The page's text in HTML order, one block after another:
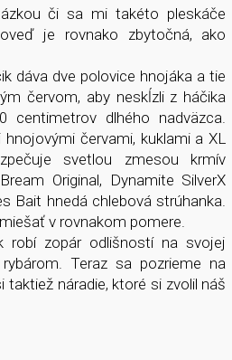
či sa mi takéto pleskáče
je rovnako zbytočná, ako
dáva dve polovice hnojáka a tie
červom, aby neskĺzli z háčika
centimetrov dlhého nadväzca.
červami, kuklami a XL
svetlou zmesou krmív
Original, Dynamite SilverX
Bait hnedá chlebová strúhanka.
v rovnakom pomere.
zopár odlišností na svojej
Teraz sa pozrieme na
taktiež náradie, ktoré si zvolil náš